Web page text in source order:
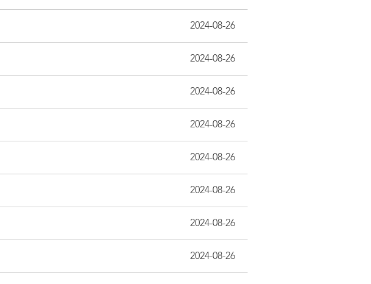
2024-08-26
2024-08-26
2024-08-26
2024-08-26
2024-08-26
2024-08-26
2024-08-26
2024-08-26